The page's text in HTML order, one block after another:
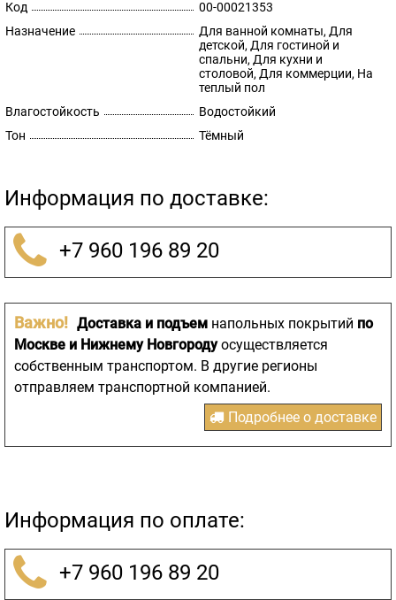
Код
00-00021353
Назначение
Для ванной комнаты, Для
детской, Для гостиной и
спальни, Для кухни и
столовой, Для коммерции, На
теплый пол
Влагостойкость
Водостойкий
Тон
Тёмный
Информация по доставке:
+7 960 196 89 20
Важно! Доставка и подъем напольных покрытий по
Москве и Нижнему Новгородуосуществляется
собственным транспортом. В другие регионы
отправляем транспортной компанией.
Подробнее о доставке
Информация по оплате:
+7 960 196 89 20